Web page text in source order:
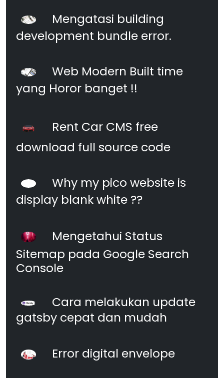
Mengatasi building
development bundle error.
Web Modern Built time
yang Horor banget !!
Rent Car CMS free
download full source code
Why my pico website is
display blank white ??
Mengetahui Status
Sitemap pada Google Search
Console
Cara melakukan update
gatsby cepat dan mudah
Error digital envelope